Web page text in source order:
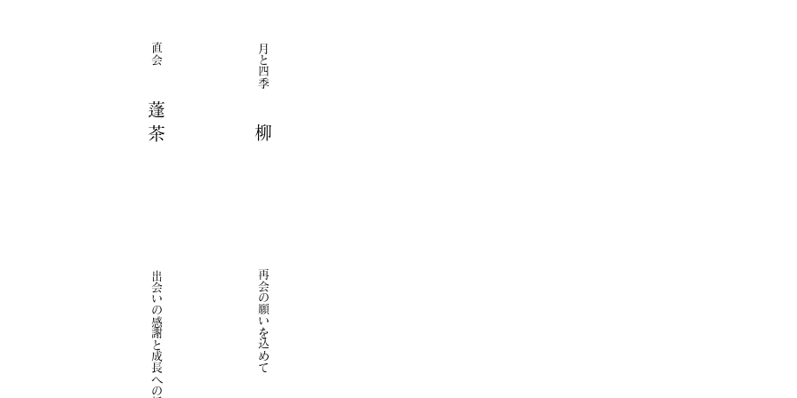
直会
蓬 茶
出会いの感謝と成長への祈りを込めて
月と四季
柳
再会の願いを込めて